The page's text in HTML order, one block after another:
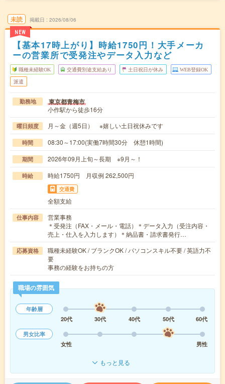
未読
NEW
掲載日 2026/08/06
【基本17時上がり】時給1750円！大手メーカ
ーの営業所で受発注やデータ入力など
職種未経験OK 交通費別途支給あり 土日祝日が休み WEB登録OK
派遣
勤務地 東京都青梅市
小作駅から徒歩16分
曜日頻度 月～金（週5日） ※嬉しい土日祝休みです
時間 08:30～17:00(実働7時間30分 休憩1時間)
期間 2026年09月上旬～長期 ※9月～！
時給 時給1750円 月収例 262,500円
交通費
全額支給
仕事内容
営業事務
＊受発注（FAX・メール・電話）＊データ入力（受注内容・
売上・仕入を入力します）＊納品書・請求書発行…
応募資格
職種未経験OK / ブランクOK / パソコンスキル不要 / 英語力不
要
事務の経験をお持ちの方
職場の雰囲気
年齢層
20代
30代 40代 50代
60代
男女比率
女性
男性
もっと見る